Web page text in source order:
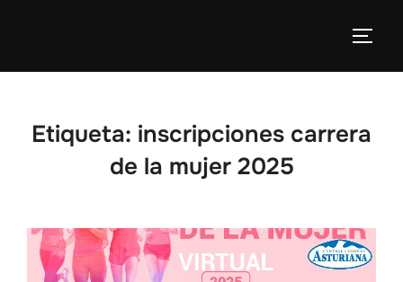
Etiqueta: inscripciones carrera
de la mujer 2025